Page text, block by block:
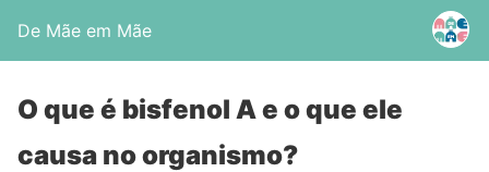
De Mãe em Mãe
O que é bisfenol A e o que ele
causa no organismo?